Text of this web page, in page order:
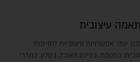
עיצובית
יותר אפשרויות עיצוביות לחזיתות
במטבח, בפינת האוכל, בסלון, בחדרי